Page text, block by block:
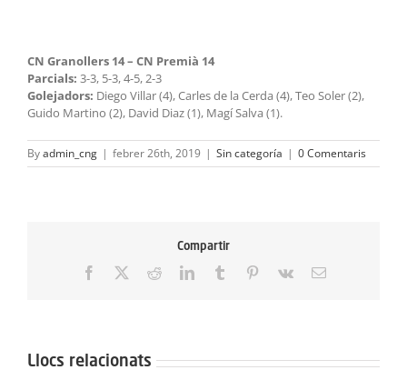
CN Granollers 14 – CN Premià 14
Parcials: 3-3, 5-3, 4-5, 2-3
Golejadors: Diego Villar (4), Carles de la Cerda (4), Teo Soler (2),
Guido Martino (2), David Diaz (1), Magí Salva (1).
Byadmin_cng | febrer 26th, 2019 | Sin categoría | 0 Comentaris
Compartir
Facebook RedditLinkedInTumblr Pinterest
Vk Email:
Llocs relacionats